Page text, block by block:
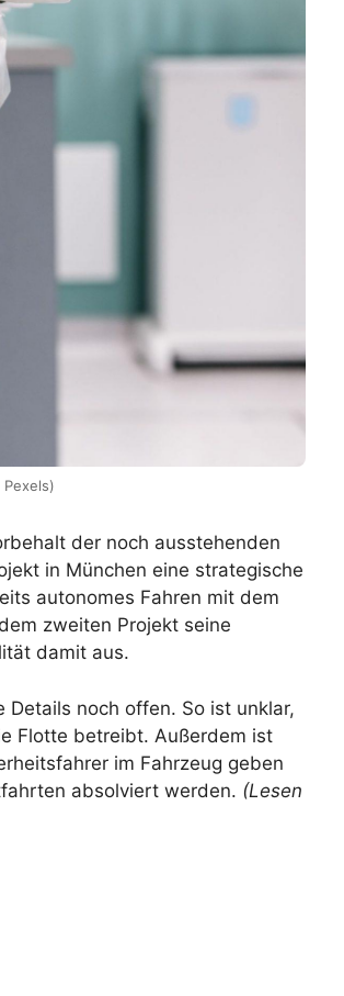
der noch ausstehenden
in München eine strategische
autonomes Fahren mit dem
zweiten Projekt seine
damit aus.
noch offen. So ist unklar,
Flotte betreibt. Außerdem ist
im Fahrzeug geben
absolviert werden. (Lesen